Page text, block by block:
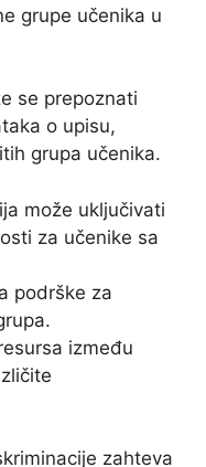
grupe učenika u
se prepoznati
o upisu,
grupa učenika.
može uključivati
za učenike sa
podrške za
između
zahteva